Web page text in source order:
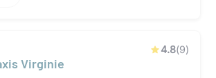
Virginie
4.8(9)